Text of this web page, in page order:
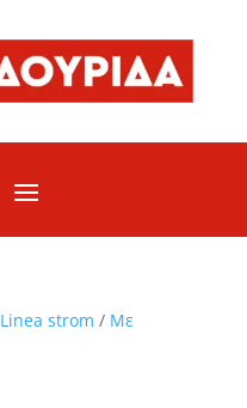
Linea strom / Με